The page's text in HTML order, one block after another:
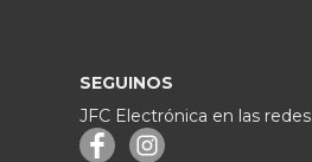
SEGUINOS
JFC Electrónica en las redes